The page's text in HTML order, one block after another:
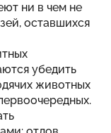
ни в чем не
оставшихся
убедить
животных